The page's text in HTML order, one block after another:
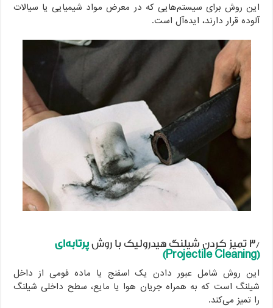
این روش برای سیستم‌هایی که در معرض مواد شیمیایی یا سیالات
آلوده قرار دارند، ایده‌آل است.
۳٫ تمیز کردن شیلنگ هیدرولیک با روش پرتابه‌ای
(Projectile Cleaning)
این روش شامل عبور دادن یک اسفنج یا ماده فومی از داخل
شیلنگ است که به همراه جریان هوا یا مایع، سطح داخلی شیلنگ
را تمیز می‌کند.